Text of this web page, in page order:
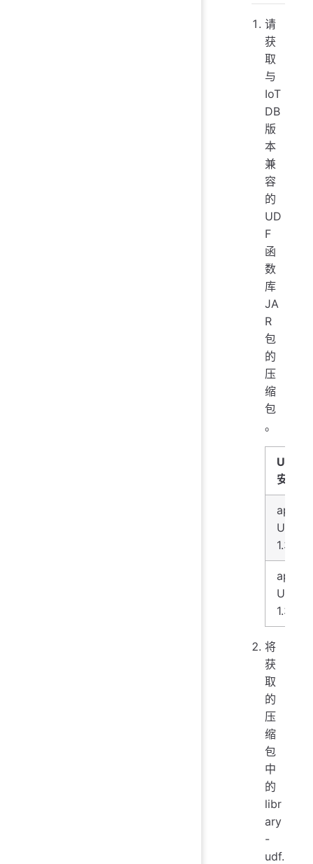
请
获
取
与
IoT
DB
版
本
兼
容
的
UD
F
函
数
库
JA
R
包
的
压
缩
包
。
UDF
安装包
UDF-
UDF-
将
获
取
的
压
缩
包
中
的
libr
ary
-
udf.